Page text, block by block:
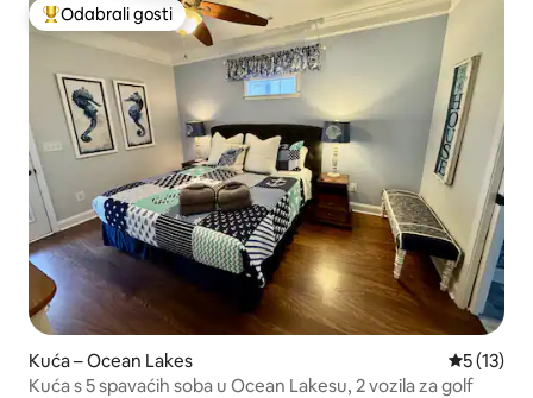
Među najviše rangiranima s oznakom „Odabrali gosti”
Odabrali gosti
Kuća – Ocean Lakes Prosječna
5 (13)
Kuća s 5 spavaćih soba u Ocean Lakesu, 2 vozila za golf